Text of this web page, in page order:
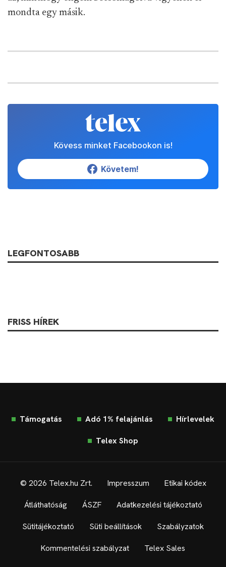
mondta egy másik.
Kövess minket Facebookon is!
Követem!
LEGFONTOSABB
FRISS HÍREK
Támogatás Adó 1% felajánlás Hírlevelek
Telex Shop
© 2026 Telex.hu Zrt. Impresszum Etikai kódex
Átláthatóság ÁSZF Adatkezelési tájékoztató
Sütitájékoztató Süti beállítások Szabályzatok
Kommentelési szabályzat Telex Sales